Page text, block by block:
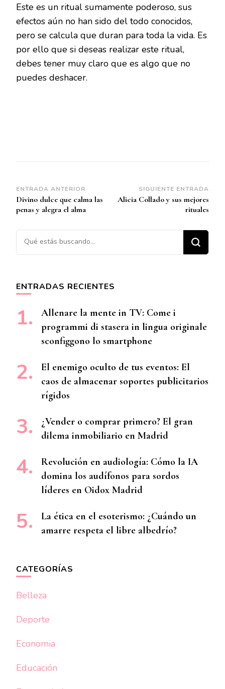
Este es un ritual sumamente poderoso, sus
efectos aún no han sido del todo conocidos,
pero se calcula que duran para toda la vida. Es
por ello que si deseas realizar este ritual,
debes tener muy claro que es algo que no
puedes deshacer.
Navegación
de
entradas
ENTRADA ANTERIOR
Divino dulce que calma las
penas y alegra el alma
SIGUIENTE ENTRADA
Alicia Collado y sus mejores
rituales
¿Buscas algo?
ENTRADAS RECIENTES
Allenare la mente in TV: Come i
programmi di stasera in lingua originale
sconfiggono lo smartphone
El enemigo oculto de tus eventos: El
caos de almacenar soportes publicitarios
rígidos
¿Vender o comprar primero? El gran
dilema inmobiliario en Madrid
Revolución en audiología: Cómo la IA
domina los audífonos para sordos
líderes en Oidox Madrid
La ética en el esoterismo: ¿Cuándo un
amarre respeta el libre albedrío?
CATEGORÍAS
Belleza
Deporte
Economia
Educación